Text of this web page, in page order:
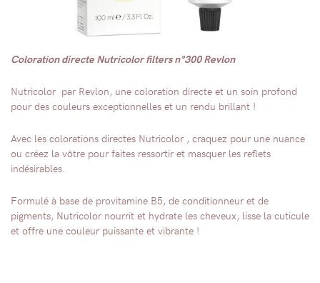
Coloration directe Nutricolor filters n°300 Revlon
Nutricolor par Revlon, une coloration directe et un soin profond
pour des couleurs exceptionnelles et un rendu brillant !
Avec les colorations directes Nutricolor , craquez pour une nuance
ou créez la vôtre pour faites ressortir et masquer les reflets
indésirables.
Formulé à base de provitamine B5, de conditionneur et de
pigments, Nutricolor nourrit et hydrate les cheveux, lisse la cuticule
et offre une couleur puissante et vibrante !